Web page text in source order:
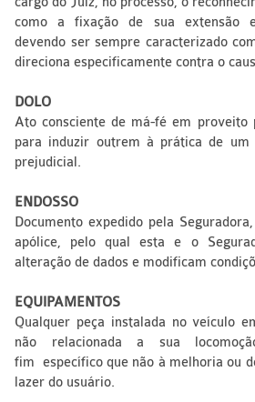
como a fixação de sua extensão
devendo ser sempre caracterizado
direciona especificamente contra o
DOLO
Ato consciente de má-fé em proveito
para induzir outrem à prática de
prejudicial.
ENDOSSO
Documento expedido pela
apólice, pelo qual esta e o
alteração de dados e modificam
EQUIPAMENTOS
Qualquer peça instalada no veículo
não relacionada a sua
fim específico que não à melhoria ou
lazer do usuário.